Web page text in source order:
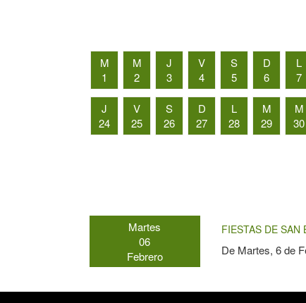
M
1
M
2
J
3
V
4
S
5
D
6
L
7
J
24
V
25
S
26
D
27
L
28
M
29
M
30
Martes
06
Febrero
FIESTAS DE SAN
De Martes, 6 de